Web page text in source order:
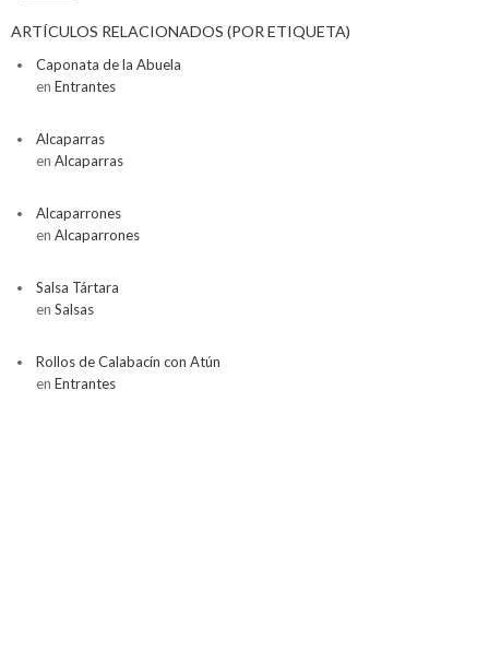
ARTÍCULOS RELACIONADOS (POR ETIQUETA)
Caponata de la Abuela
en Entrantes
Alcaparras
en Alcaparras
Alcaparrones
en Alcaparrones
Salsa Tártara
en Salsas
Rollos de Calabacín con Atún
en Entrantes